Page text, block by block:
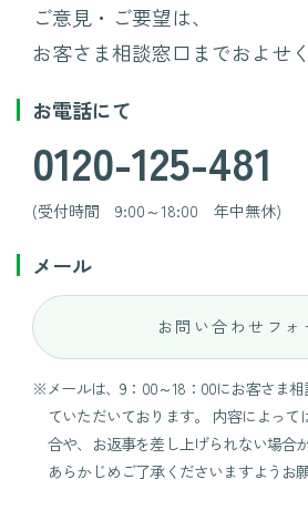
ご意見・ご要望は、
お客さま相談窓口までおよせ
お電話にて
0120-125-481
(受付時間 9:00～18:00 年中無休)
メール
お問い合わせフォ
※メールは、9：00～18：00にお客さま
ていただいております。 内容によっ
合や、お返事を差し上げられない場合
あらかじめご了承くださいますようお